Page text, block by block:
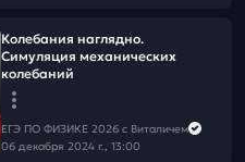
Колебания наглядно.
Симуляция механических
колебаний
ЕГЭ ПО ФИЗИКЕ 2026 с Виталичем
06 декабря 2024 г., 13:00